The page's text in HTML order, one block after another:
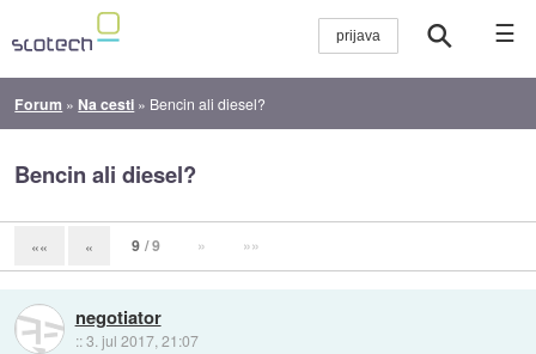
☰
Forum » Na cesti » Bencin ali diesel?
Bencin ali diesel?
«« « 9 / 9 » »»
negotiator
::3. jul 2017, 21:07